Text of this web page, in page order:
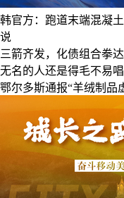
韩官方：跑道末端混凝
说
三箭齐发，化债组合拳
无名的人还是得毛不易唱
鄂尔多斯通报“羊绒制品